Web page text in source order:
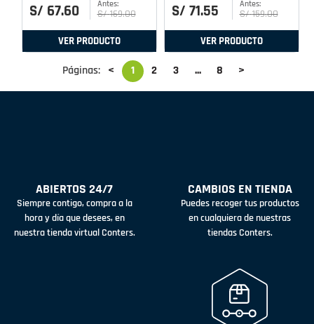
S/ 67.60 S/ 169.00
VER PRODUCTO
S/ 71.55 S/ 159.00
VER PRODUCTO
Páginas: < 1 2 3 ... 8 >
ABIERTOS 24/7
Siempre contigo, compra a la
hora y día que desees, en
nuestra tienda virtual Conters.
CAMBIOS EN TIENDA
Puedes recoger tus productos
en cualquiera de nuestras
tiendas Conters.